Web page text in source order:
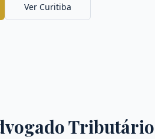
Ver Curitiba
Tributário